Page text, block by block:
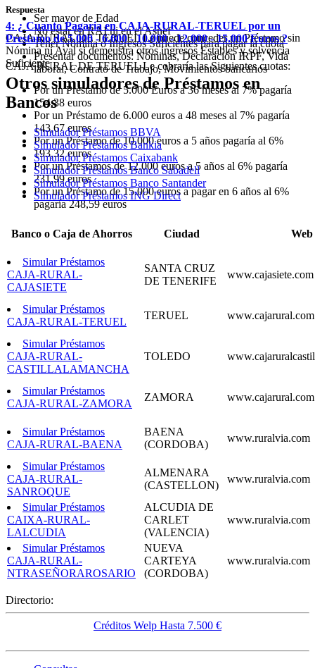
Ser mayor de Edad
No estar en RAI ni en el Asnef
Tener Nómina o Ingresos Suficientes para pagar la cuota
Presentar documentos: Nóminas, Declaración IRPF, Vida
laboral, Contrato de Trabajo, Movimientos bancarios
Respuesta
CAJA RURAL DE TERUEL Le puede conceder un Préstamo sin
Nómina ni Aval si demeustra otros ingresos Estables y solvencia
Suficiente
4: ¿ Cuanto Pagaria en CAJA-RURAL-TERUEL por un
Prestamo de 5.000 - 6.000 - 10.000 - 12.000 - 15.000 Euros ?
CAJA RURAL DE TERUEL Le cobraría las Siguientes cuotas:
Por un Préstamo de 5.000 Euros a 36 meses al 7% pagaría
154,38 euros
Por un Préstamo de 6.000 euros a 48 meses al 7% pagaría
143,67 euros
Por un Préstamo de 10.000 euros a 5 años pagaría al 6%
193,32 euros
Por un Préstamos de 12.000 euros a 5 años al 6% pagaría
231,99 euros
Por un Préstamo de 15.000 euros a pagar en 6 años al 6%
pagaría 248,59 euros
Otros simuladores de Préstamos en
Bancos
Simulador Préstamos BBVA
Simulador Préstamos Bankia
Simulador Préstamos Caixabank
Simulador Préstamos Banco Sabadell
Simulador Préstamos Banco Santander
Simulador Préstamos ING Direct
Banco o Caja de Ahorros Ciudad Web
Simular Préstamos
CAJA-RURAL-
CAJASIETE
SANTA CRUZ
DE TENERIFE
www.cajasiete.com
Simular Préstamos
CAJA-RURAL-TERUEL
TERUEL www.cajarural.com
Simular Préstamos
CAJA-RURAL-
CASTILLALAMANCHA
TOLEDO
Simular Préstamos
CAJA-RURAL-ZAMORA
ZAMORA www.cajarural.com
Simular Préstamos
CAJA-RURAL-BAENA
BAENA
(CORDOBA)
www.ruralvia.com
Simular Préstamos
CAJA-RURAL-
SANROQUE
ALMENARA
(CASTELLON)
www.ruralvia.com
Simular Préstamos
CAIXA-RURAL-
LALCUDIA
ALCUDIA DE
CARLET
(VALENCIA)
www.ruralvia.com
Simular Préstamos
CAJA-RURAL-
NTRASEÑORAROSARIO
NUEVA
CARTEYA
(CORDOBA)
www.ruralvia.com
Directorio:
Créditos Welp Hasta 7.500 €